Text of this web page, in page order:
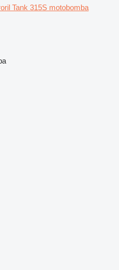
Tank 315S motobomba